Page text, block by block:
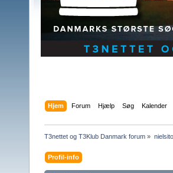
Hjem Forum Hjælp Søg Kalender
T3nettet og T3Klub Danmark forum »
Profil-info